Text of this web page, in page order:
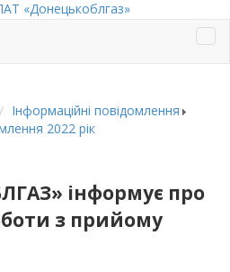
«Донецькоблгаз»
Інформаційні повідомлення
2022 рік
інформує про
з прийому